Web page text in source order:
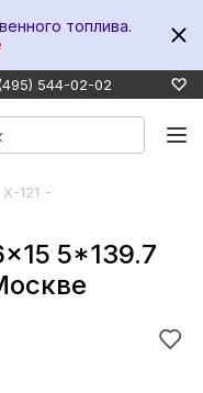
топлива.
544-02-02
X-121 -
5*139.7